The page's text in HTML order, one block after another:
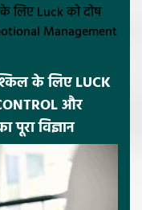
के लिए LUCK
और
विज्ञान